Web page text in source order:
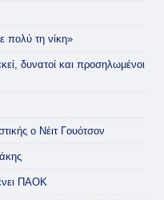
πολύ τη νίκη»
δυνατοί και προσηλωμένοι
ο Νέιτ Γουότσον
ΠΑΟΚ